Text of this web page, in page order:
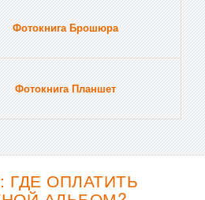
Фотокнига Брошюра
Фотокнига Планшет
ГДЕ ОПЛАТИТЬ